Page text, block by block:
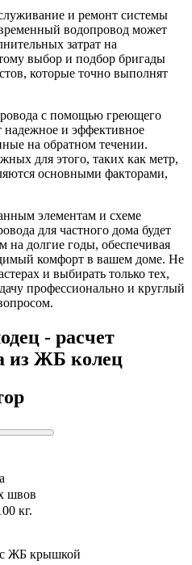
и ремонт системы
водопровод может
затрат на
выбор и подбор бригады
которые точно выполнят
с помощью греющего
надежное и эффективное
на обратном течении.
для этого, таких как метр,
основными факторами,
элементам и схеме
для частного дома будет
на долгие годы, обеспечивая
комфорт в вашем доме. Не
и выбирать только тех,
профессионально и круглый
- расчет
из ЖБ колец
швов
кг.
с ЖБ крышкой